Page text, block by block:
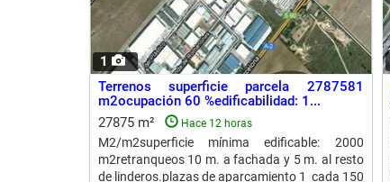
1
Terrenos superficie parcela 2787581
m2ocupación 60 %edificabilidad: 1...
27875 m²
Hace 12 horas
M2/m2superficie mínima edificable: 2000
m2retranqueos 10 m. a fachada y 5 m. al resto
de linderos.plazas de aparcamiento 1 cada 150